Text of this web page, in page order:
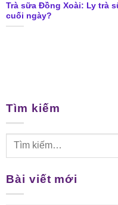
Trà sữa Đồng Xoài: Ly trà
cuối ngày?
Tìm kiếm
Bài viết mới